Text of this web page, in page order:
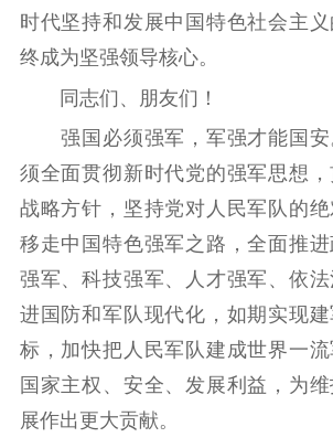
时代坚持和发展中国特色社会主
终成为坚强领导核心。
同志们、朋友们！
强国必须强军，军强才能国安
须全面贯彻新时代党的强军思想
战略方针，坚持党对人民军队的
移走中国特色强军之路，全面推
强军、科技强军、人才强军、依
进国防和军队现代化，如期实现建
标，加快把人民军队建成世界一
国家主权、安全、发展利益，为
展作出更大贡献。